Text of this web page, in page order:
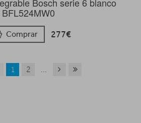
Bosch serie 6 blanco
BFL524MW0
Comprar 277€
1 2 ...